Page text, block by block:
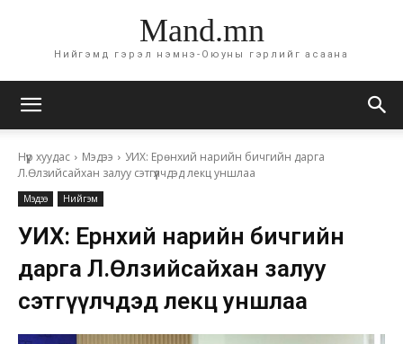
Mand.mn
Нийгэмд гэрэл нэмнэ-Оюуны гэрлийг асаана
Нүүр хуудас Мэдээ
УИХ: Ерөнхий нарийн бичгийн дарга
Л.Өлзийсайхан залуу сэтгүүлчдэд лекц уншлаа
Мэдээ Нийгэм
УИХ: Ерөнхий нарийн бичгийн
дарга Л.Өлзийсайхан залуу
сэтгүүлчдэд лекц уншлаа